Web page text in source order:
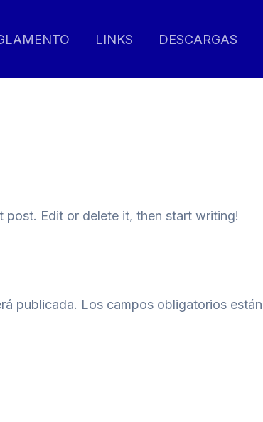
LINKS DESCARGAS
Edit or delete it, then start writing!
publicada. Los campos obligatorios están